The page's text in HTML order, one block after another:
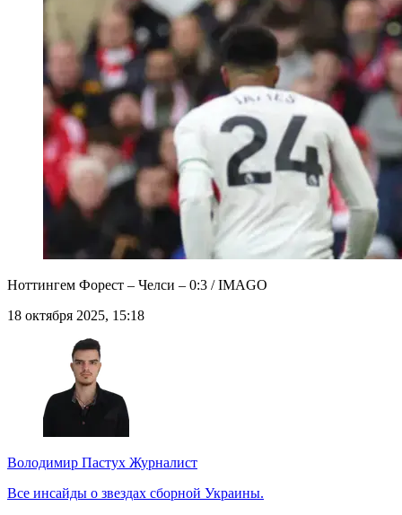
Ноттингем Форест – Челси – 0:3 / IMAGO
18 октября 2025, 15:18
Володимир Пастух Журналист
Все инсайды о звездах сборной Украины.